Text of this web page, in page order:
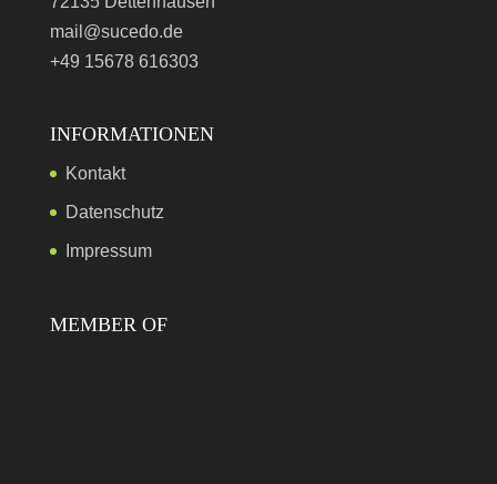
mail@sucedo.de
+49 15678 616303
INFORMATIONEN
Kontakt
Datenschutz
Impressum
MEMBER OF